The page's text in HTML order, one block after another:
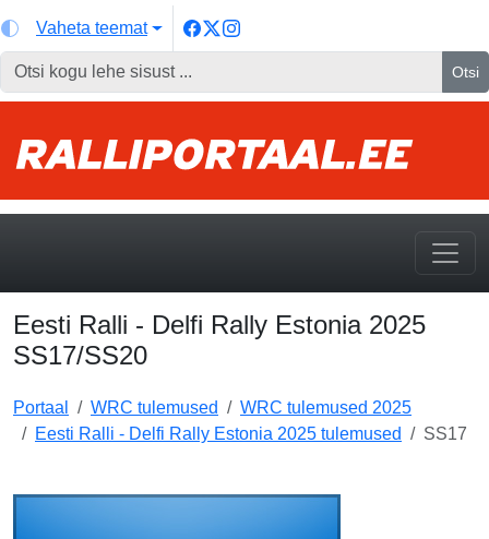
Vaheta teemat
Otsi
Eesti Ralli - Delfi Rally Estonia 2025
SS17/SS20
Portaal WRC tulemused
WRC tulemused 2025
Eesti Ralli - Delfi Rally Estonia 2025 tulemused
SS17